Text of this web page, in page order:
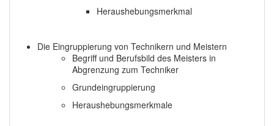
Heraushebungsmerkmal
Die Eingruppierung von Technikern und Meistern
Begriff und Berufsbild des Meisters in
Abgrenzung zum Techniker
Grundeingruppierung
Heraushebungsmerkmale